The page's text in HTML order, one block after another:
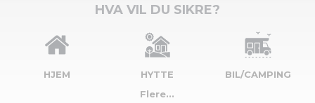
HVA VIL DU SIKRE?
HJEM HYTTE
BIL/CAMPING
Flere...